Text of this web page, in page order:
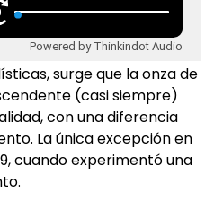
Powered by Thinkindot Audio
surge que la onza de
(casi siempre)
con una diferencia
La única excepción en
cuando experimentó una